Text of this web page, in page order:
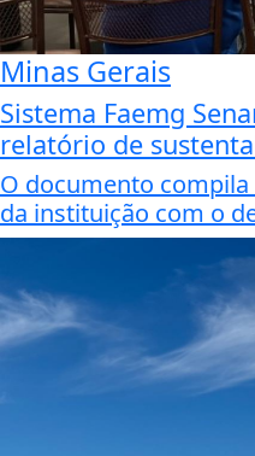
Minas Gerais
Sistema Faemg
relatório de
O documento
da instituição com o